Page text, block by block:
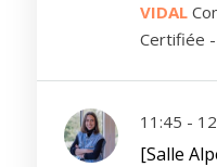
VIDAL
Certifiée
11:45 -
[Salle